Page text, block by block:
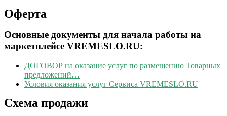
Оферта
Основные документы для начала работы на
маркетплейсе VREMESLO.RU:
ДОГОВОР на оказание услуг по размещению Товарных
предложений…
Условия оказания услуг Сервиса VREMESLO.RU
Схема продажи